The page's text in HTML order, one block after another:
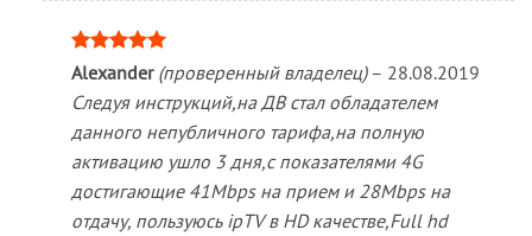
Оценка5
из 5
Alexander (проверенный владелец) – 28.08.2019
Следуя инструкций,на ДВ стал обладателем
данного непубличного тарифа,на полную
активацию ушло 3 дня,с показателями 4G
достигающие 41Mbps на прием и 28Mbps на
отдачу, пользуюсь ipTV в HD качестве,Full hd